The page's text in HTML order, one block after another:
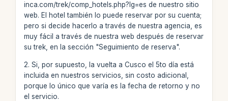
inca.com/trek/comp_hotels.php?lg=es de nuestro sitio
web. El hotel también lo puede reservar por su cuenta;
pero si decide hacerlo a través de nuestra agencia, es
muy fácil a través de nuestra web después de reservar
su trek, en la sección "Seguimiento de reserva".
2. Si, por supuesto, la vuelta a Cusco el 5to día está
incluida en nuestros servicios, sin costo adicional,
porque lo único que varía es la fecha de retorno y no
el servicio.